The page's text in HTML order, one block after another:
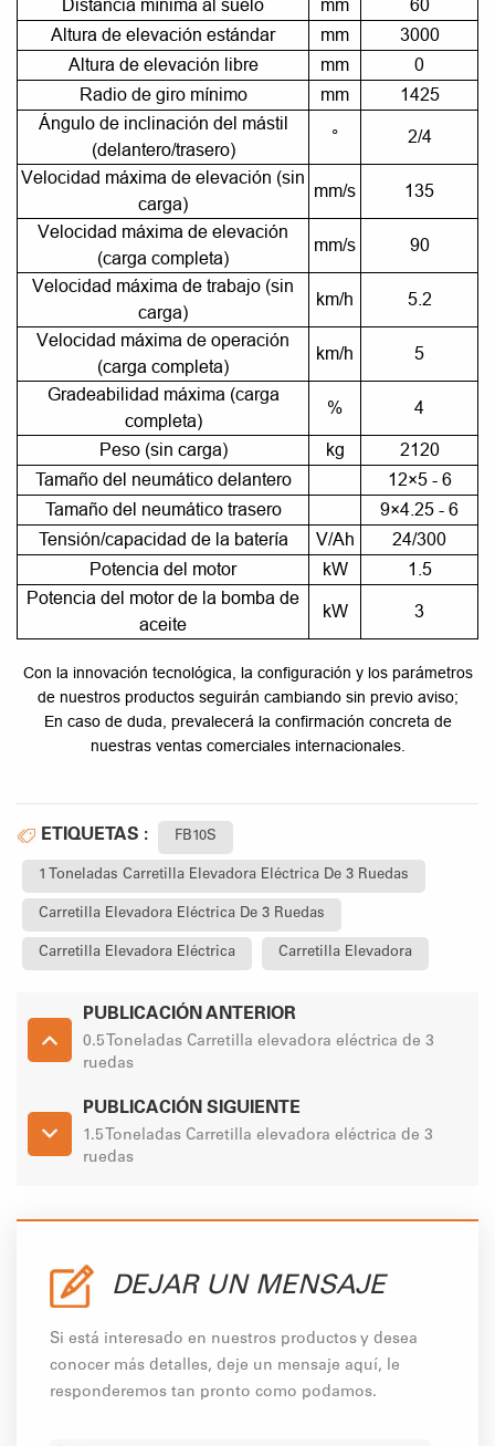
Distancia mínima al suelo mm
60
Altura de elevación estándar
mm
3000
Altura de elevación libre
mm
0
Radio de giro mínimo
mm
1425
Ángulo de inclinación del mástil
(delantero/trasero)
° 2/4
Velocidad máxima de elevación (sin
carga)
mm/s 135
Velocidad máxima de elevación
(carga completa)
mm/s 90
Velocidad máxima de trabajo (sin
carga)
km/h 5.2
Velocidad máxima de operación
(carga completa)
km/h 5
Gradeabilidad máxima (carga
completa)
% 4
Peso (sin carga) kg
2120
Tamaño del neumático delantero
12×5 - 6
Tamaño del neumático trasero
9×4.25 - 6
Tensión/capacidad de la batería
V/Ah
24/300
Potencia del motor
kW
1.5
Potencia del motor de la bomba de
aceite
kW 3
Con la innovación tecnológica, la configuración y los parámetros
de nuestros productos seguirán cambiando sin previo aviso;
En caso de duda, prevalecerá la confirmación concreta de
nuestras ventas comerciales internacionales.
ETIQUETAS : FB10S
1 Toneladas Carretilla Elevadora Eléctrica De 3 Ruedas
Carretilla Elevadora Eléctrica De 3 Ruedas
Carretilla Elevadora Eléctrica Carretilla Elevadora
PUBLICACIÓN ANTERIOR
0.5 Toneladas Carretilla elevadora eléctrica de 3
ruedas
PUBLICACIÓN SIGUIENTE
1.5 Toneladas Carretilla elevadora eléctrica de 3
ruedas
DEJAR UN MENSAJE
Si está interesado en nuestros productos y desea
conocer más detalles, deje un mensaje aquí, le
responderemos tan pronto como podamos.